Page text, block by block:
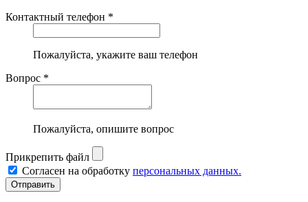
Контактный телефон *
Пожалуйста, укажите ваш телефон
Вопрос *
Пожалуйста, опишите вопрос
Прикрепить файл
Согласен на обработку персональных данных.